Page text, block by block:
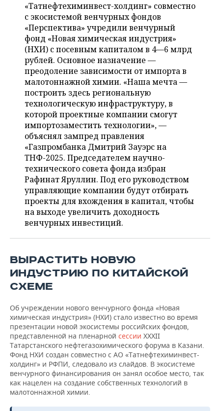
ВОЛЕЙБОЛ
КИБЕРСПОРТ
ФИГУРНОЕ КАТАНИЕ
ВОДНЫЕ ВИДЫ СПОРТА
ХОККЕЙ С МЯЧОМ
ИСТОРИЯ
КУЛЬТУРА
МЕДИЦИНА
ОБРАЗОВАНИЕ
ПРОИСШЕСТВИЯ
СПИСОК ПЕРСОН
СПИСОК КОМПАНИЙ
ПОЛНАЯ ВЕРСИЯ
«Татнефтехиминвест-холдинг» совместно
с экосистемой венчурных фондов
«Перспектива» учредили венчурный
фонд «Новая химическая индустрия»
(НХИ) с посевным капиталом в 4—6 млрд
рублей. Основное назначение —
преодоление зависимости от импорта в
малотоннажной химии. «Наша мечта —
построить здесь региональную
технологическую инфраструктуру, в
которой проектные компании смогут
импортозаместить технологии», —
объяснял зампред правления
«Газпромбанка Дмитрий Зауэрс на
ТНФ-2025. Председателем научно-
технического совета фонда избран
Рафинат Яруллин. Под его руководством
управляющие компании будут отбирать
проекты для вхождения в капитал, чтобы
на выходе увеличить доходность
венчурных инвестиций.
ВЫРАСТИТЬ НОВУЮ
ИНДУСТРИЮ ПО КИТАЙСКОЙ
СХЕМЕ
Об учреждении нового венчурного фонда «Новая
химическая индустрия» (НХИ) стало известно во время
презентации новой экосистемы российских фондов,
представленной на пленарной сессии XXXII
Татарстанского нефтегазохимического форума в Казани.
Фонд НХИ создан совместно с АО «Татнефтехиминвест-
холдинг» и РФПИ, следовало из слайдов. В экосистеме
венчурного финансирования он занял особое место, так
как нацелен на создание собственных технологий в
малотоннажной химии.